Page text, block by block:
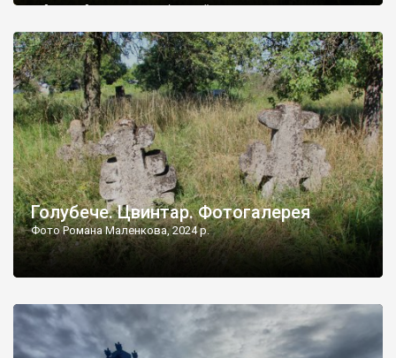
найкращий регулятор шкідливої, для старих кладовищ,
бруньками, кози ті бруньки обгризають, бо то улюблений
делікатес. На цвинтарі у Голубечому ціла колекція
різноманітних форм хрестів. Село відносно невелике, […]
Голубече. Цвинтар. Фотогалерея
Фото Романа Маленкова, 2024 р.